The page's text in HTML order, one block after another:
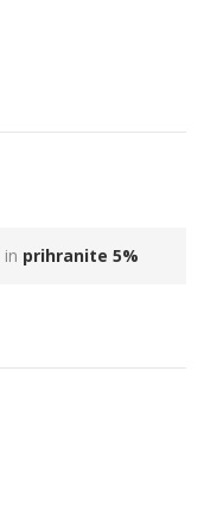
in prihranite 5%